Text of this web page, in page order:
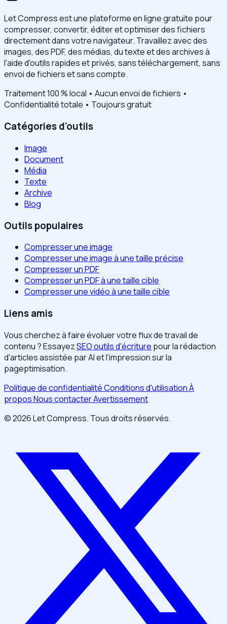
Let Compress est une plateforme en ligne gratuite pour
compresser, convertir, éditer et optimiser des fichiers
directement dans votre navigateur. Travaillez avec des
images, des PDF, des médias, du texte et des archives à
l'aide d'outils rapides et privés, sans téléchargement, sans
envoi de fichiers et sans compte.
Traitement 100 % local • Aucun envoi de fichiers •
Confidentialité totale • Toujours gratuit
Catégories d'outils
Image
Document
Média
Texte
Archive
Blog
Outils populaires
Compresser une image
Compresser une image à une taille précise
Compresser un PDF
Compresser un PDF à une taille cible
Compresser une vidéo à une taille cible
Liens amis
Vous cherchez à faire évoluer votre flux de travail de
contenu ? EssayezSEO outils d'écriture pour la rédaction
d'articles assistée par AI et l'impression sur la
pageptimisation.
Politique de confidentialitéConditions d'utilisationÀ
proposNous contacterAvertissement
© 2026 Let Compress. Tous droits réservés.